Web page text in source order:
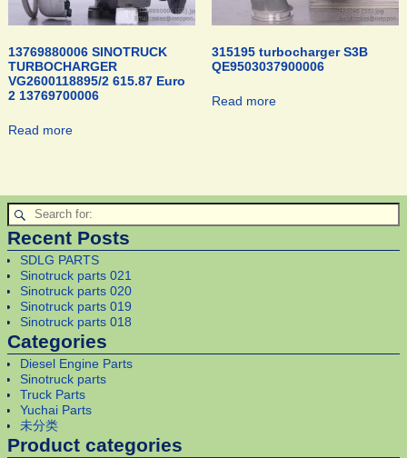
13769880006 SINOTRUCK
TURBOCHARGER
VG2600118895/2 615.87 Euro
2 13769700006
Read more
315195 turbocharger S3B
QE9503037900006
Read more
Recent Posts
SDLG PARTS
Sinotruck parts 021
Sinotruck parts 020
Sinotruck parts 019
Sinotruck parts 018
Categories
Diesel Engine Parts
Sinotruck parts
Truck Parts
Yuchai Parts
未分类
Product categories